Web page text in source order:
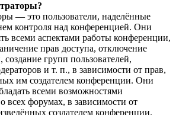
— это пользователи, наделённые
контроля над конференцией. Они
всеми аспектами работы конференции,
прав доступа, отключение
создание групп пользователей,
и т. п., в зависимости от прав,
им создателем конференции. Они
всеми возможностями
всех форумах, в зависимости от
создателем конференции.